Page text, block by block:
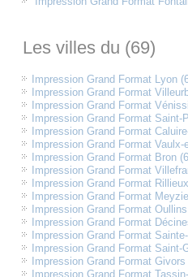
Les villes du (69)
Impression Grand Format Lyon
Impression Grand Format
Impression Grand Format
Impression Grand Format Saint-
Impression Grand Format
Impression Grand Format Vaulx-
Impression Grand Format Bron
Impression Grand Format
Impression Grand Format
Impression Grand Format
Impression Grand Format
Impression Grand Format
Impression Grand Format
Impression Grand Format Saint-
Impression Grand Format Givors
Impression Grand Format